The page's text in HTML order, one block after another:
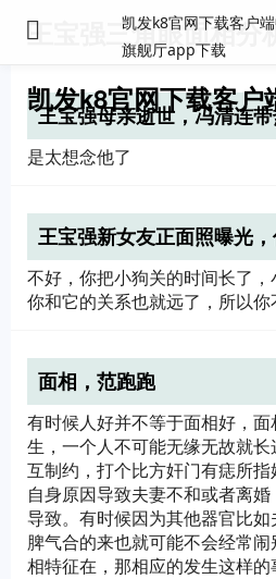
凯发k8官网下载客户
旗舰厅app下载
王宝强三角眼面相分
凯发k8官网下载客户
王宝强母亲逝世，冯清连
和王宝强的感情？
是太想念他了
王宝强新女友正面照曝光
姻的殿堂吗?
不好，你把小狗关的时间长了，
你和它的关系也就远了，所以你
面相，范跑跑
有时候人好并不等于面相好，
生，一个人不可能无缘无故就
互制约，打个比方奸门有痣所
自身原因导致夫妻不和或者离
导致。有时候因为其他器官比
脾气合的来也就可能不会经常
相特征在，那相应的发生这样的